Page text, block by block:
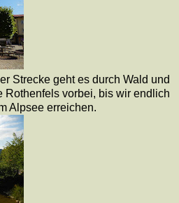
Strecke geht es durch Wald und
Rothenfels vorbei, bis wir endlich
Alpsee erreichen.